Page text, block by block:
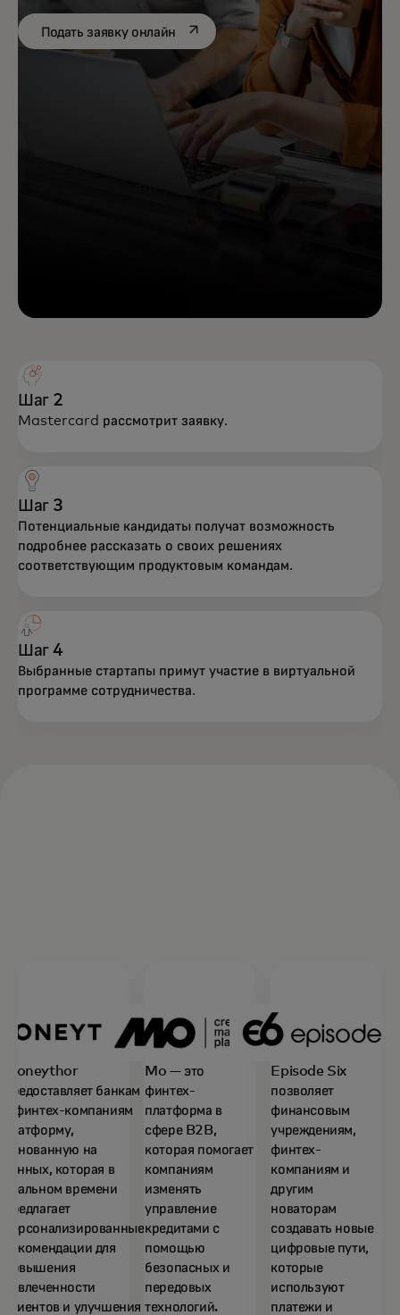
Подать заявку онлайн opens in a new tab
Шаг 2
Mastercard рассмотрит заявку.
Шаг 3
Потенциальные кандидаты получат возможность
подробнее рассказать о своих решениях
соответствующим продуктовым командам.
Шаг 4
Выбранные стартапы примут участие в виртуальной
программе сотрудничества.
Moneythor
предоставляет банкам
и финтех-компаниям
платформу,
основанную на
данных, которая в
реальном времени
предлагает
персонализированные
рекомендации для
повышения
вовлеченности
клиентов и улучшения
Mo — это
финтех-
платформа в
сфере B2B,
которая помогает
компаниям
изменять
управление
кредитами с
помощью
безопасных и
передовых
технологий.
Episode Six
позволяет
финансовым
учреждениям,
финтех-
компаниям и
другим
новаторам
создавать новые
цифровые пути,
которые
используют
платежи и